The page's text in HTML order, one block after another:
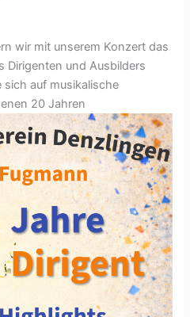
wir mit unserem Konzert das
Dirigenten und Ausbilders
sich auf musikalische
20 Jahren